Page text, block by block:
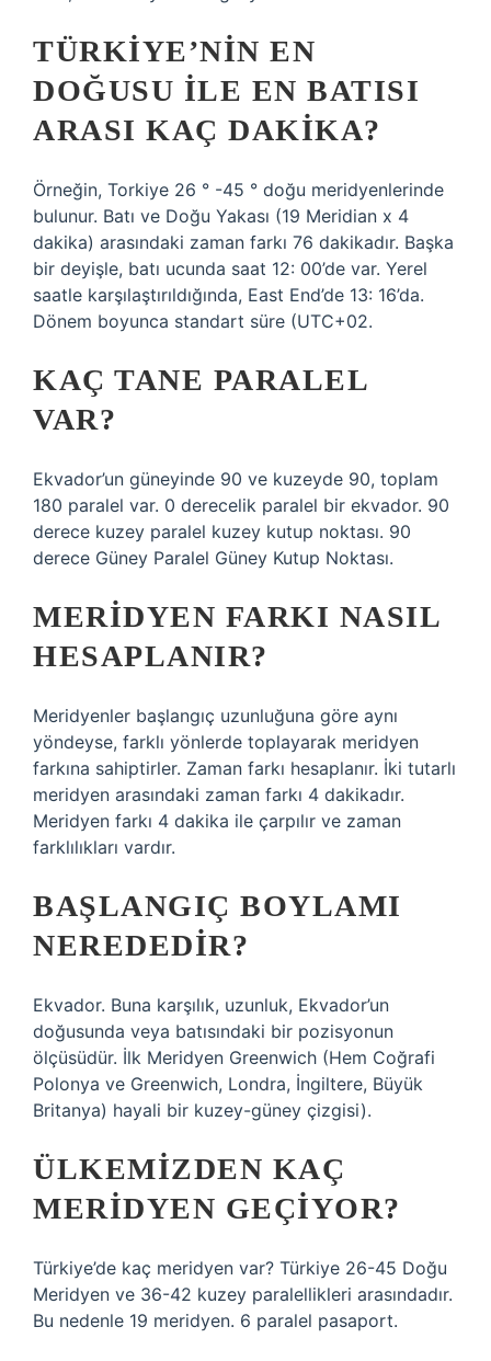
TÜRKIYE’NIN EN
DOĞUSU ILE EN BATISI
ARASI KAÇ DAKIKA?
Örneğin, Torkiye 26 ° -45 ° doğu meridyenlerinde
bulunur. Batı ve Doğu Yakası (19 Meridian x 4
dakika) arasındaki zaman farkı 76 dakikadır. Başka
bir deyişle, batı ucunda saat 12: 00’de var. Yerel
saatle karşılaştırıldığında, East End’de 13: 16’da.
Dönem boyunca standart süre (UTC+02.
KAÇ TANE PARALEL
VAR?
Ekvador’un güneyinde 90 ve kuzeyde 90, toplam
180 paralel var. 0 derecelik paralel bir ekvador. 90
derece kuzey paralel kuzey kutup noktası. 90
derece Güney Paralel Güney Kutup Noktası.
MERIDYEN FARKI NASIL
HESAPLANIR?
Meridyenler başlangıç ​​uzunluğuna göre aynı
yöndeyse, farklı yönlerde toplayarak meridyen
farkına sahiptirler. Zaman farkı hesaplanır. İki tutarlı
meridyen arasındaki zaman farkı 4 dakikadır.
Meridyen farkı 4 dakika ile çarpılır ve zaman
farklılıkları vardır.
BAŞLANGIÇ BOYLAMI
NEREDEDIR?
Ekvador. Buna karşılık, uzunluk, Ekvador’un
doğusunda veya batısındaki bir pozisyonun
ölçüsüdür. İlk Meridyen Greenwich (Hem Coğrafi
Polonya ve Greenwich, Londra, İngiltere, Büyük
Britanya) hayali bir kuzey-güney çizgisi).
ÜLKEMIZDEN KAÇ
MERIDYEN GEÇIYOR?
Türkiye’de kaç meridyen var? Türkiye 26-45 Doğu
Meridyen ve 36-42 kuzey paralellikleri arasındadır.
Bu nedenle 19 meridyen. 6 paralel pasaport.